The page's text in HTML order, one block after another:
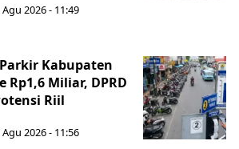
2026 - 11:49
Kabupaten
Rp1,6 Miliar, DPRD
Riil
2026 - 11:56